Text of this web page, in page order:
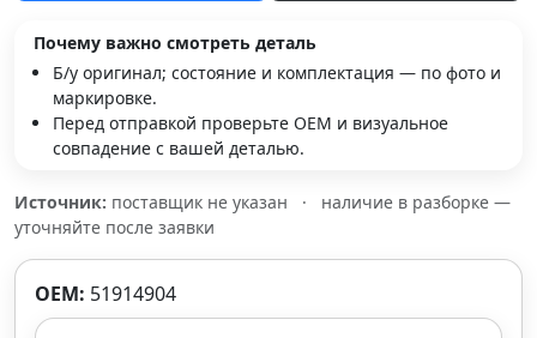
Почему важно смотреть деталь
Б/у оригинал; состояние и комплектация — по фото и
маркировке.
Перед отправкой проверьте OEM и визуальное
совпадение с вашей деталью.
Источник: поставщик не указан ·
наличие в разборке —
уточняйте после заявки
OEM: 51914904